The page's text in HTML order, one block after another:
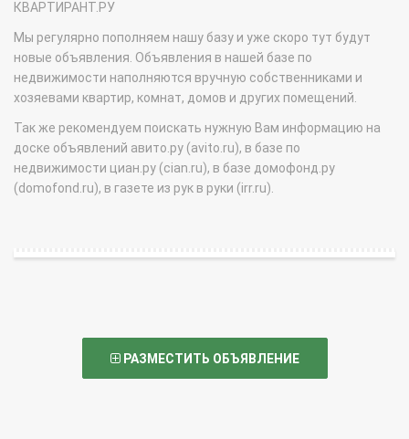
КВАРТИРАНТ.РУ
Мы регулярно пополняем нашу базу и уже скоро тут будут
новые объявления. Объявления в нашей базе по
недвижимости наполняются вручную собственниками и
хозяевами квартир, комнат, домов и других помещений.
Так же рекомендуем поискать нужную Вам информацию на
доске объявлений авито.ру (avito.ru), в базе по
недвижимости циан.ру (cian.ru), в базе домофонд.ру
(domofond.ru), в газете из рук в руки (irr.ru).
РАЗМЕСТИТЬ ОБЪЯВЛЕНИЕ